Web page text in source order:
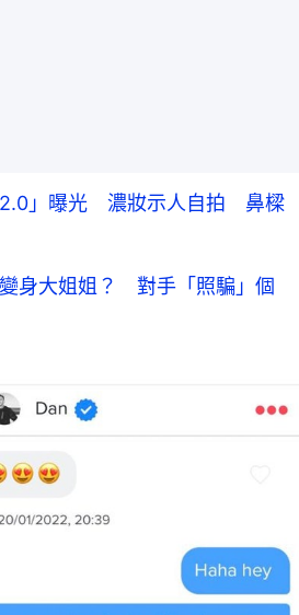
2.0」曝光 濃妝示人自拍 鼻樑
身大姐姐？ 對手「照騙」個